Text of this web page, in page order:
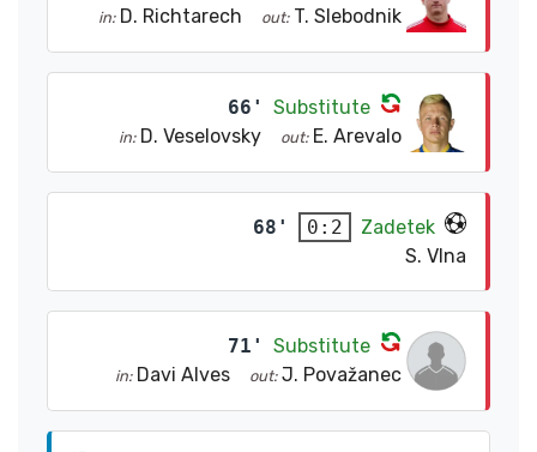
in: D. Richtarech out: T. Slebodnik
66' Substitute
in: D. Veselovsky out: E. Arevalo
68' 0:2
Zadetek
S. Vlna
71' Substitute
in: Davi Alves out: J. Považanec